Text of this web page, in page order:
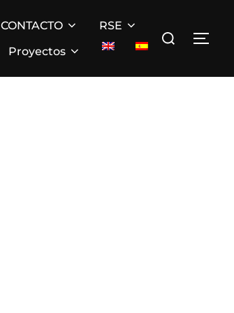
CONTACTO
RSE
Proyectos
Buscar: